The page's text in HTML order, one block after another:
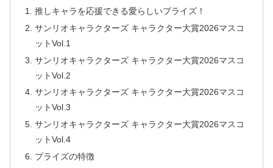
推しキャラを応援できる愛らしいプライズ！
サンリオキャラクターズ キャラクター大賞2026マスコ
ットVol.1
サンリオキャラクターズ キャラクター大賞2026マスコ
ットVol.2
サンリオキャラクターズ キャラクター大賞2026マスコ
ットVol.3
サンリオキャラクターズ キャラクター大賞2026マスコ
ットVol.4
プライズの特徴